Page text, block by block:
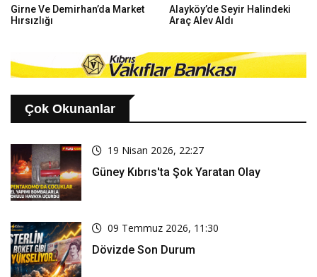
Girne Ve Demirhan’da Market
Hırsızlığı
Alayköy’de Seyir Halindeki
Araç Alev Aldı
Çok Okunanlar
19 Nisan 2026, 22:27
Güney Kıbrıs'ta Şok Yaratan Olay
09 Temmuz 2026, 11:30
Dövizde Son Durum